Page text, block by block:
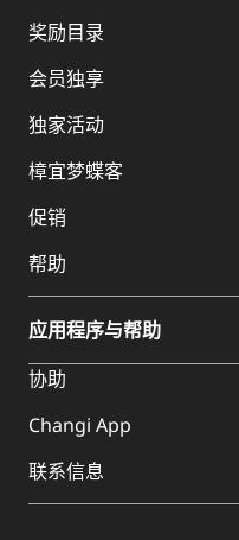
奖励目录
会员独享
独家活动
樟宜梦蝶客
促销
帮助
应用程序与帮助
协助
Changi App
联系信息